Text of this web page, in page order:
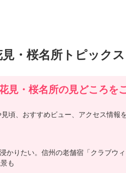
・桜名所トピックス
見・桜名所の見どころを
頃、おすすめビュー、アクセス情報
かりたい。信州の老舗宿「クラブウ
も